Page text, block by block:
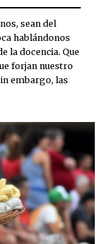
sean del
hablándonos
la docencia. Que
forjan nuestro
embargo, las